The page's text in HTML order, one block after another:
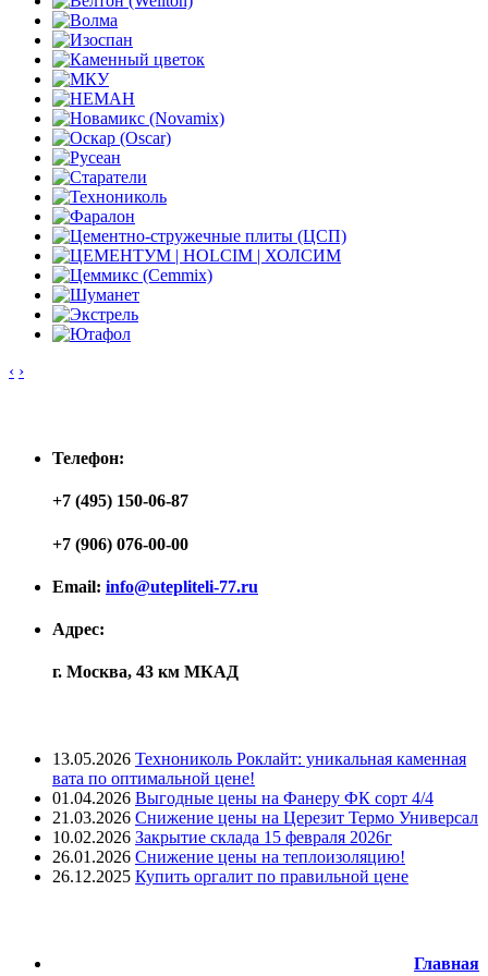
‹ ›
Телефон:
+7 (495) 150-06-87
+7 (906) 076-00-00
Email: info@utepliteli-77.ru
Адрес:
г. Москва, 43 км МКАД
13.05.2026 Технониколь Роклайт: уникальная каменная
вата по оптимальной цене!
01.04.2026 Выгодные цены на Фанеру ФК сорт 4/4
21.03.2026 Снижение цены на Церезит Термо Универсал
10.02.2026 Закрытие склада 15 февраля 2026г
26.01.2026 Снижение цены на теплоизоляцию!
26.12.2025 Купить оргалит по правильной цене
Главная